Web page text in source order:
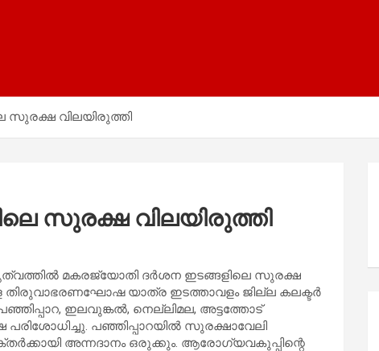
സുരക്ഷ വിലയിരുത്തി
സുരക്ഷ വിലയിരുത്തി
മകരജ്യോതി ദര്‍ശന ഇടങ്ങളിലെ സുരക്ഷ
തിരുവാഭരണഘോഷ യാത്ര ഇടത്താവളം ജില്ല കലക്ടര്‍
ഇലവുങ്കല്‍, നെല്ലിമല, അട്ടത്തോട്
പരിശോധിച്ചു. പഞ്ഞിപ്പാറയില്‍ സുരക്ഷാവേലി
അന്നദാനം ഒരുക്കും. ആരോഗ്യവകുപ്പിന്റെ